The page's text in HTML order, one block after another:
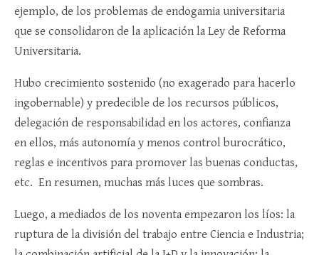
ejemplo, de los problemas de endogamia universitaria
que se consolidaron de la aplicación la Ley de Reforma
Universitaria.
Hubo crecimiento sostenido (no exagerado para hacerlo
ingobernable) y predecible de los recursos públicos,
delegación de responsabilidad en los actores, confianza
en ellos, más autonomía y menos control burocrático,
reglas e incentivos para promover las buenas conductas,
etc. En resumen, muchas más luces que sombras.
Luego, a mediados de los noventa empezaron los líos: la
ruptura de la división del trabajo entre Ciencia e Industria;